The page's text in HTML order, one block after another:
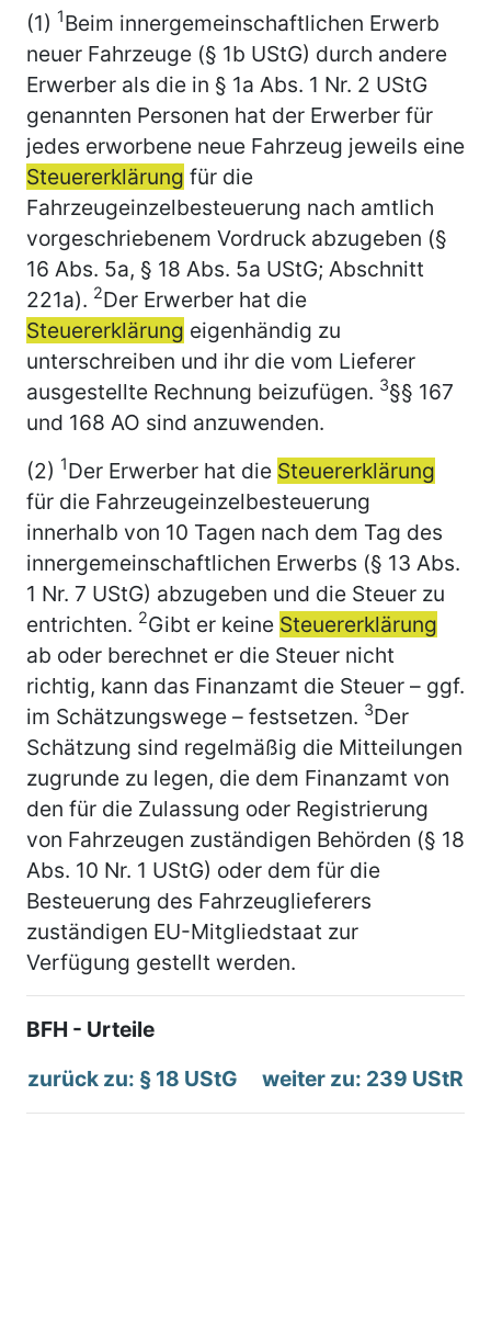
(1) 1Beim innergemeinschaftlichen Erwerb
neuer Fahrzeuge (§ 1b UStG) durch andere
Erwerber als die in § 1a Abs. 1 Nr. 2 UStG
genannten Personen hat der Erwerber für
jedes erworbene neue Fahrzeug jeweils eine
Steuererklärung für die
Fahrzeugeinzelbesteuerung nach amtlich
vorgeschriebenem Vordruck abzugeben (§
16 Abs. 5a, § 18 Abs. 5a UStG; Abschnitt
221a). 2Der Erwerber hat die
Steuererklärung eigenhändig zu
unterschreiben und ihr die vom Lieferer
ausgestellte Rechnung beizufügen. 3§§ 167
und 168 AO sind anzuwenden.
(2) 1Der Erwerber hat die Steuererklärung
für die Fahrzeugeinzelbesteuerung
innerhalb von 10 Tagen nach dem Tag des
innergemeinschaftlichen Erwerbs (§ 13 Abs.
1 Nr. 7 UStG) abzugeben und die Steuer zu
entrichten. 2Gibt er keine Steuererklärung
ab oder berechnet er die Steuer nicht
richtig, kann das Finanzamt die Steuer – ggf.
im Schätzungswege – festsetzen. 3Der
Schätzung sind regelmäßig die Mitteilungen
zugrunde zu legen, die dem Finanzamt von
den für die Zulassung oder Registrierung
von Fahrzeugen zuständigen Behörden (§ 18
Abs. 10 Nr. 1 UStG) oder dem für die
Besteuerung des Fahrzeuglieferers
zuständigen EU-Mitgliedstaat zur
Verfügung gestellt werden.
BFH - Urteile
zurück zu: § 18 UStG
weiter zu: 239 UStR